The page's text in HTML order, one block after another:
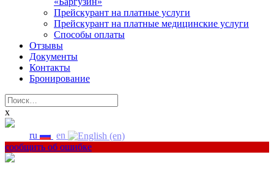
Прейскурант на платные услуги
Прейскурант на платные медицинские услуги
Способы оплаты
Отзывы
Документы
Контакты
Бронирование
Найти:
x
ru
en
сообщить об ошибке